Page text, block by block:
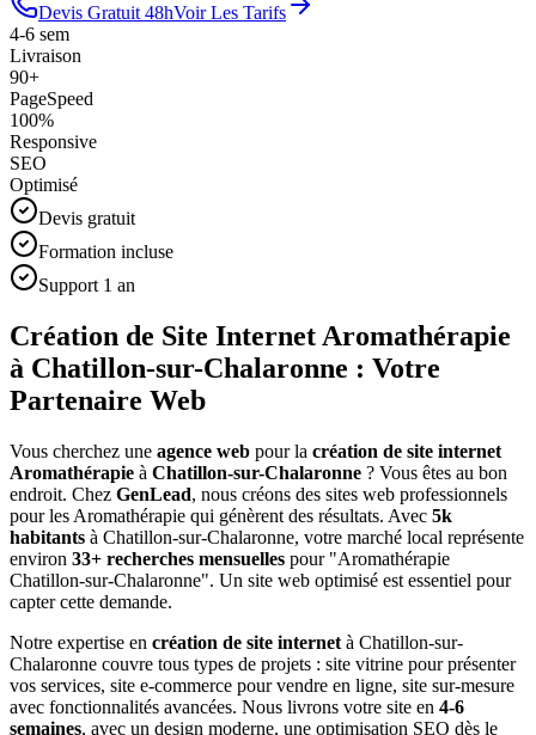
Devis Gratuit 48hVoir Les Tarifs
4-6 sem
Livraison
90+
PageSpeed
100%
Responsive
SEO
Optimisé
Devis gratuit
Formation incluse
Support 1 an
Création de Site Internet Aromathérapie
à Chatillon-sur-Chalaronne : Votre
Partenaire Web
Vous cherchez une agence web pour la création de site internet
Aromathérapie à Chatillon-sur-Chalaronne ? Vous êtes au bon
endroit. Chez GenLead, nous créons des sites web professionnels
pour les Aromathérapie qui génèrent des résultats. Avec 5k
habitants à Chatillon-sur-Chalaronne, votre marché local représente
environ 33+ recherches mensuelles pour "Aromathérapie
Chatillon-sur-Chalaronne". Un site web optimisé est essentiel pour
capter cette demande.
Notre expertise en création de site internet à Chatillon-sur-
Chalaronne couvre tous types de projets : site vitrine pour présenter
vos services, site e-commerce pour vendre en ligne, site sur-mesure
avec fonctionnalités avancées. Nous livrons votre site en 4-6
semaines, avec un design moderne, une optimisation SEO dès le